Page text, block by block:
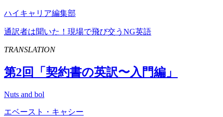
ハイキャリア編集部
通訳者は聞いた！現場で飛び交うNG英語
TRANSLATION
第2回「契約書の英訳〜入門編」
Nuts and bol
エベースト・キャシー